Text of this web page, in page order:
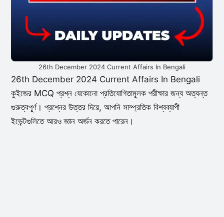
26th December 2024 Current Affairs In Bengali
26th December 2024 Current Affairs In Bengali
কুইজের MCQ প্রশ্ন যেকোনো প্রতিযোগিতামূলক পরীক্ষার জন্য অত্যন্ত
গুরুত্বপূর্ণ। প্রশ্নের উত্তর দিয়ে, আপনি সাম্প্রতিক বিশ্বব্যাপী
ইভেন্টগুলিতে আরও জ্ঞান অর্জন করতে পারেন।